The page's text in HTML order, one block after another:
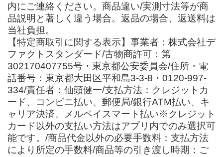
内にご連絡ください。商品違い/実測寸法等が商
品説明と著しく違う場合。返品の場合、返送料は
当社負担。
【特定商取引に関する表示】事業者：株式会社デ
ファクトスタンダード/古物商許可：第
302170407755号・東京都公安委員会/住所・電
話番号：東京都大田区平和島3-3-8・0120-997-
334/責任者：仙頭健一/支払方法：クレジットカ
ード、コンビニ払い、郵便局/銀行ATM払い、キ
ャリア決済、メルペイスマート払い※クレジット
カード以外の支払い方法はアプリ内でのみ選択可
能です。/商品代金以外の必要手数料：支払方法
により所定の手数料/商品等の引き渡し時期：ご